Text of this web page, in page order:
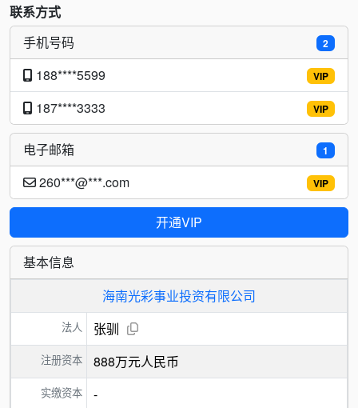
联系方式
2
手机号码
VIP
188****5599
VIP
187****3333
1
电子邮箱
VIP
260***@***.com
开通VIP
基本信息
海南光彩事业投资有限公司
法人 张驯
注册资本 888万元人民币
实缴资本 -